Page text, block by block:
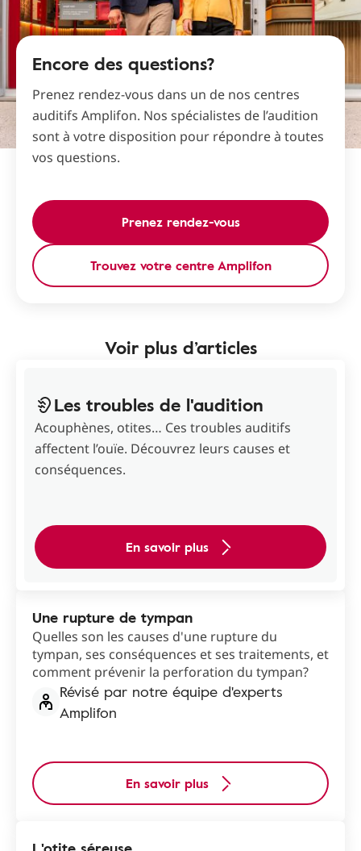
Encore des questions?
Prenez rendez-vous dans un de nos centres
auditifs Amplifon. Nos spécialistes de l’audition
sont à votre disposition pour répondre à toutes
vos questions.
Prenez rendez-vous
Trouvez votre centre Amplifon
Voir plus d’articles
Les troubles de l'audition
Acouphènes, otites… Ces troubles auditifs
affectent l’ouïe. Découvrez leurs causes et
conséquences.
En savoir plus
Une rupture de tympan
Quelles son les causes d'une rupture du
tympan, ses conséquences et ses traitements, et
comment prévenir la perforation du tympan?
Révisé par notre équipe d'experts
Amplifon
En savoir plus